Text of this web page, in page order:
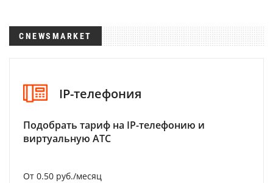
CNEWSMARKET
IP-телефония
Подобрать тариф на IP-телефонию и
виртуальную АТС
От 0.50 руб./месяц